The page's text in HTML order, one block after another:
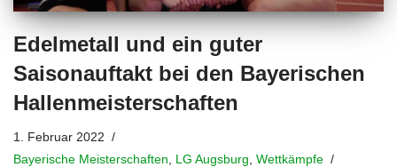
Edelmetall und ein guter
Saisonauftakt bei den Bayerischen
Hallenmeisterschaften
1. Februar 2022
Bayerische Meisterschaften
LG Augsburg Wettkämpfe